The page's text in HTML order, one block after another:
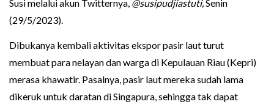
Susi melalui akun Twitternya, @susipudjiastuti,Senin
(29/5/2023).
Dibukanya kembali aktivitas ekspor pasir laut turut
membuat para nelayan dan warga di Kepulauan Riau (Kepri)
merasa khawatir. Pasalnya, pasir laut mereka sudah lama
dikeruk untuk daratan di Singapura, sehingga tak dapat